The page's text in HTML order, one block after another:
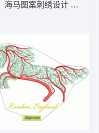
海马图案刺绣设计 海马